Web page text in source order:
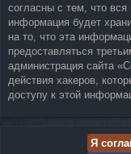
согласны с тем, что
информация будет
на то, что эта
предоставляться
администрация сайта
действия хакеров,
доступу к этой